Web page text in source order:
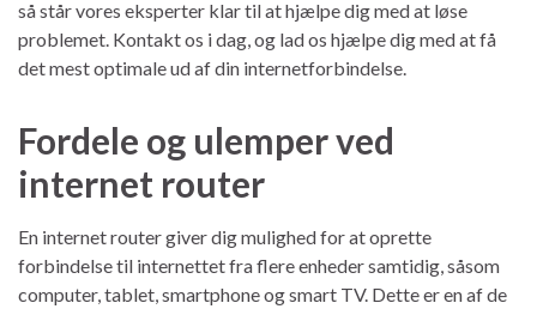
så står vores eksperter klar til at hjælpe dig med at løse
problemet. Kontakt os i dag, og lad os hjælpe dig med at få
det mest optimale ud af din internetforbindelse.
Fordele og ulemper ved
internet router
En internet router giver dig mulighed for at oprette
forbindelse til internettet fra flere enheder samtidig, såsom
computer, tablet, smartphone og smart TV. Dette er en af de